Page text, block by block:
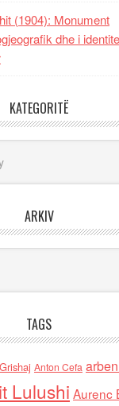
(1904): Monument
dhe i
KATEGORITË
ARKIV
TAGS
Anton Cefa
Lulushi Aurenc